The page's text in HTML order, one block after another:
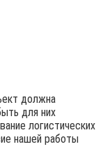
должна
для них
логистических
нашей работы